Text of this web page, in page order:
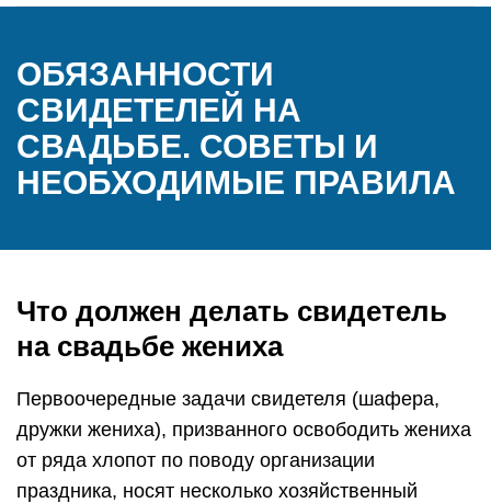
ОБЯЗАННОСТИ
СВИДЕТЕЛЕЙ НА
СВАДЬБЕ. СОВЕТЫ И
НЕОБХОДИМЫЕ ПРАВИЛА
Что должен делать свидетель
на свадьбе жениха
Первоочередные задачи свидетеля (шафера,
дружки жениха), призванного освободить жениха
от ряда хлопот по поводу организации
праздника, носят несколько хозяйственный